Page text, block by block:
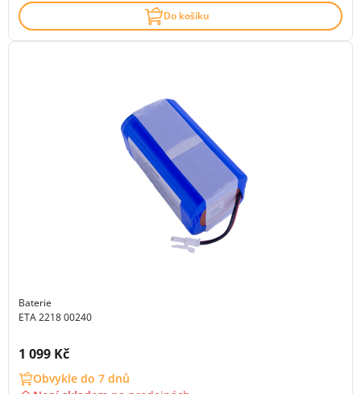
Do košíku
Baterie
ETA 2218 00240
Cena s DPH:
1 099 Kč
Obvykle do 7 dnů